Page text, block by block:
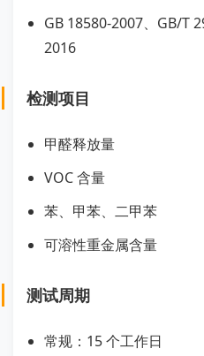
GB 18580-2007、GB/T
2016
检测项目
甲醛释放量
VOC 含量
苯、甲苯、二甲苯
可溶性重金属含量
测试周期
常规：15 个工作日